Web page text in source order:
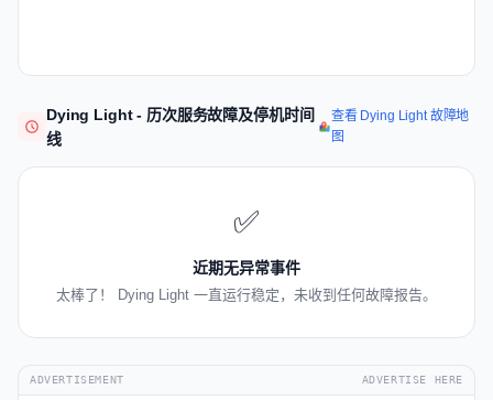
Dying Light - 历次服务故障及停机时间
线
查看 Dying Light 故障地
图
✅
近期无异常事件
太棒了！ Dying Light 一直运行稳定，未收到任何故障报告。
ADVERTISEMENT ADVERTISE HERE